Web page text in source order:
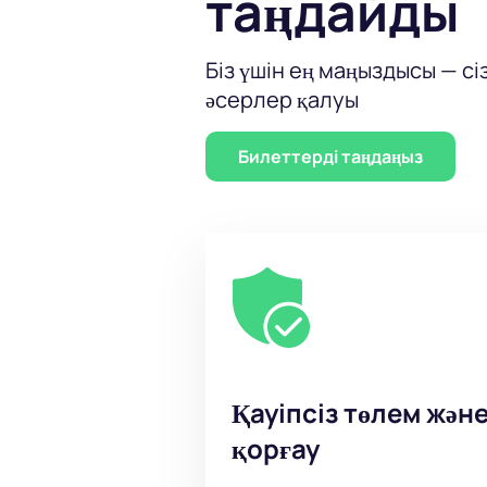
Билет бағасы
«Марсқа отыз секунд»
және брондау
Қазақстандағы «Марсқа отыз
жеткізу мәліметтерін көрсетіңіз.
Біз үшін ең маңыздысы —
әсерлер қалуы
Билеттерді таңдаңыз
Қауіпсіз төлем
қорғау